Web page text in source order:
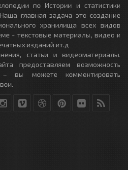
по Истории и статистики
главная задача это создание
хранилища всех видов
- текстовые материалы, видео и
изданий ит.д
статьи и видеоматериалы.
предоставляем возможность
вы можете комментировать